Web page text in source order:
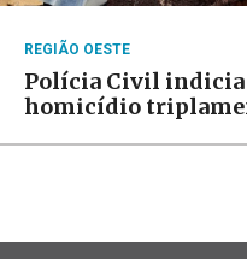
REGIÃO OESTE
Polícia Civil
homicídio